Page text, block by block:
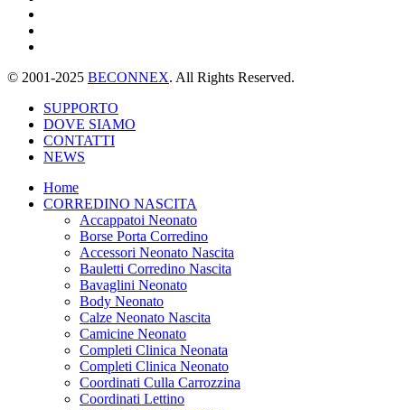
© 2001-2025 BECONNEX. All Rights Reserved.
SUPPORTO
DOVE SIAMO
CONTATTI
NEWS
Home
CORREDINO NASCITA
Accappatoi Neonato
Borse Porta Corredino
Accessori Neonato Nascita
Bauletti Corredino Nascita
Bavaglini Neonato
Body Neonato
Calze Neonato Nascita
Camicine Neonato
Completi Clinica Neonata
Completi Clinica Neonato
Coordinati Culla Carrozzina
Coordinati Lettino